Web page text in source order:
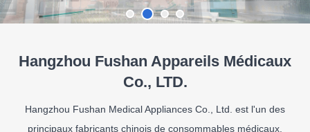
Hangzhou Fushan Appareils Médicaux
Co., LTD.
Hangzhou Fushan Medical Appliances Co., Ltd. est l'un des
principaux fabricants chinois de consommables médicaux.